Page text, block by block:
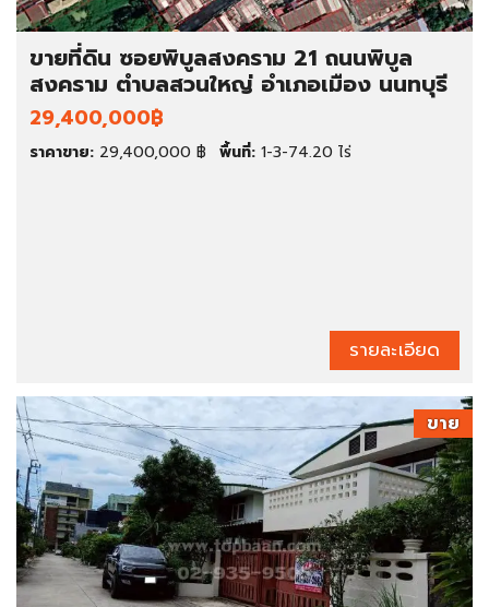
ขายที่ดิน ซอยพิบูลสงคราม 21 ถนนพิบูล
สงคราม ตำบลสวนใหญ่ อำเภอเมือง นนทบุรี
29,400,000฿
ราคาขาย: 29,400,000 ฿ พื้นที่: 1-3-74.20 ไร่
รายละเอียด
ขาย